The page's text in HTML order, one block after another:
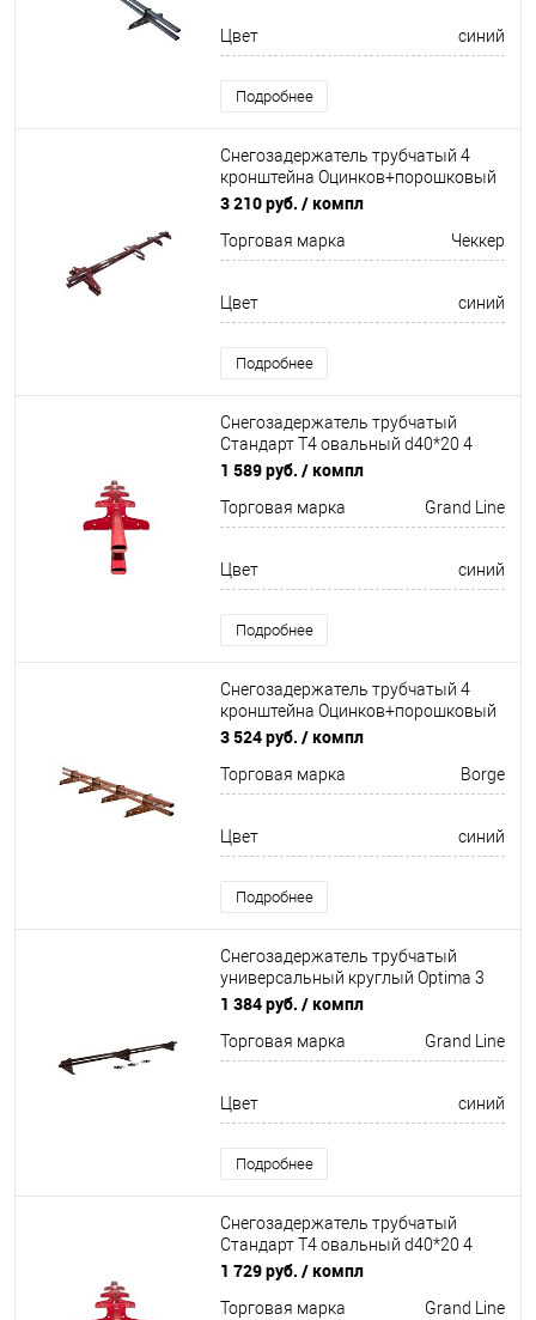
Цвет синий
Подробнее
Снегозадержатель трубчатый 4
кронштейна Оцинков+порошковый
окрас 3000мм Чеккер
3 210 руб. / компл
Торговая марка Чеккер
Цвет синий
Подробнее
Снегозадержатель трубчатый
Стандарт Т4 овальный d40*20 4
кронштейна
3000мм Grand Line
1 589 руб. / компл
Торговая марка Grand Line
Цвет синий
Подробнее
Снегозадержатель трубчатый 4
кронштейна Оцинков+порошковый
окрас 3000мм Borge
3 524 руб. / компл
Торговая марка Borge
Цвет синий
Подробнее
Снегозадержатель трубчатый
универсальный круглый Optima 3
кронштейна
3000мм Grand Line
1 384 руб. / компл
Торговая марка Grand Line
Цвет синий
Подробнее
Снегозадержатель трубчатый
Стандарт Т4 овальный d40*20 4
кронштейна
3000мм Grand Line
1 729 руб. / компл
Торговая марка Grand Line